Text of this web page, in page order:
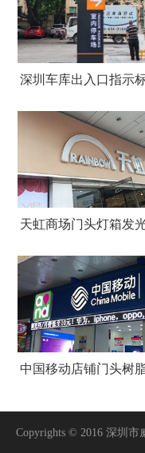
Copyrights © 2016 深圳